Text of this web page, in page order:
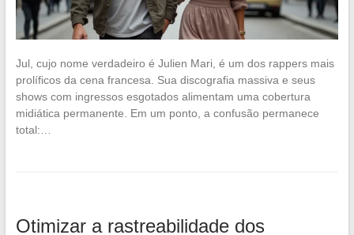
Jul, cujo nome verdadeiro é Julien Mari, é um dos rappers mais
prolíficos da cena francesa. Sua discografia massiva e seus
shows com ingressos esgotados alimentam uma cobertura
midiática permanente. Em um ponto, a confusão permanece
total:…
Otimizar a rastreabilidade dos